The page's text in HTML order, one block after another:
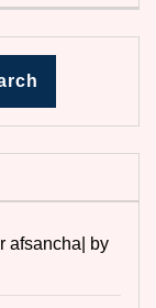
afsancha| by